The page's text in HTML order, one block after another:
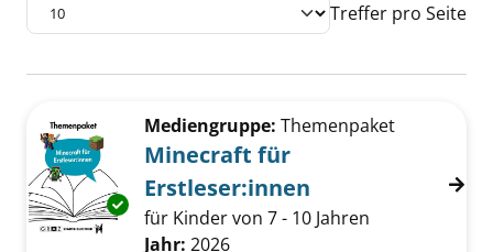
Treffer pro Seite
Zu den Suchfiltern springen
Exemplar-Details von Minecraft für
Mediengruppe: Themenpaket
Minecraft für
Erstleser:innen
für Kinder von 7 - 10 Jahren
Suche nach diesem Verfasser
Jahr: 2026